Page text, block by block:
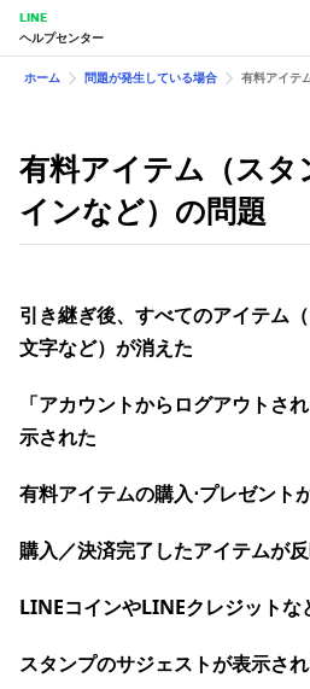
LINE
ヘルプセンター
ホーム 問題が発生している場合 有料アイテ
有料アイテム（スタ
インなど）の問題
引き継ぎ後、すべてのアイテム
文字など）が消えた
「アカウントからログアウトさ
示された
有料アイテムの購入⋅プレゼント
購入／決済完了したアイテムが
LINEコインや​LINEクレジットな
スタンプのサジェストが表示さ